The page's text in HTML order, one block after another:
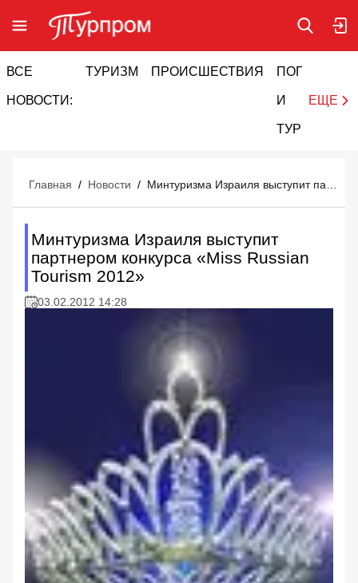
ВСЕ
НОВОСТИ:
ТУРИЗМ ПРОИСШЕСТВИЯ ПОГОДА
И
ТУРИЗМ
ЕЩЕ
Главная / Новости /
Минтуризма Израиля выступит
партнером конкурса «Miss Russian
Tourism 2012»
03.02.2012 14:28